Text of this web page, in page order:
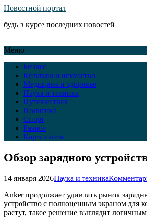
Новостной портал
будь в курсе последних новостей
Меню
Бизнес
Культура и искусство
Медицина и здоровье
Наука и техника
Путешествия
Политика
Спорт
Разное
Карта сайта
Обзор зарядного
14 января 2026Наука и техника
Anker продолжает удивлять рынок
устройство с полноценным экраном для
растут, такое решение выглядит